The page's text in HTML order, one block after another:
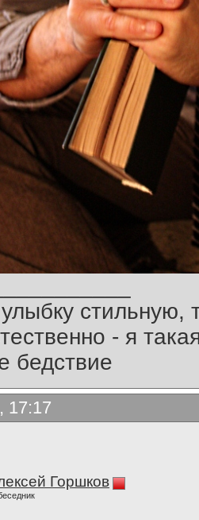
стильную,
- я
бедствие
17:17
Горшков